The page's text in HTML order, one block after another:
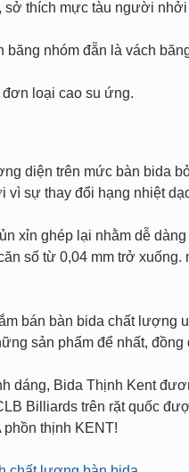
sở thích mực tàu người
nhóm đẵn là vách
loại cao su ứng.
diện trên mức bàn bida
vì sự thay đổi hạng nhiệt
xỉn ghép lại nhằm dễ
số từ 0,04 mm trở
bán bàn bida chất lượng
sản phẩm để nhất,
dáng, Bida Thịnh Kent
Billiards trên rặt quốc
thịnh KENT!